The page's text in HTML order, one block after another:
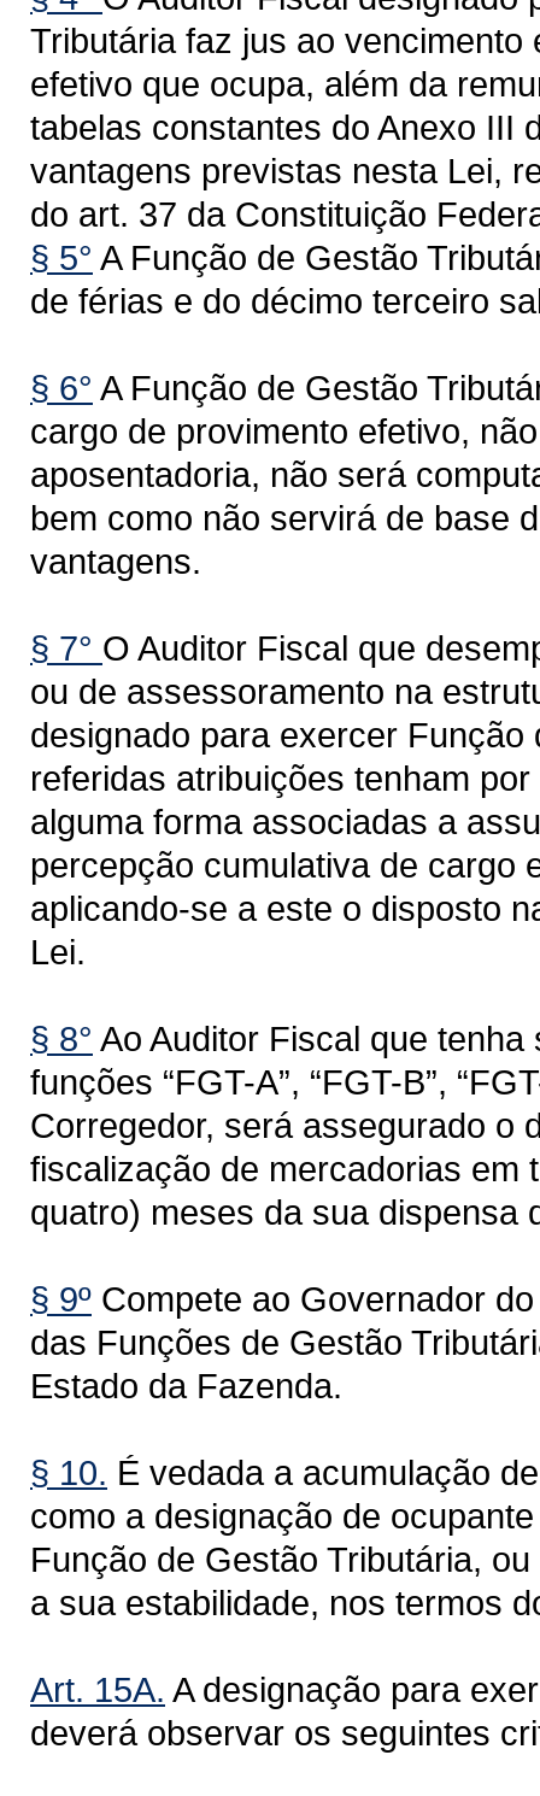
Tributária faz jus ao
efetivo que ocupa, além da
tabelas constantes do Anexo III
vantagens previstas nesta Lei,
do art. 37 da Constituição
§ 5° A Função de Gestão
de férias e do décimo terceiro
§ 6° A Função de Gestão
cargo de provimento efetivo,
aposentadoria, não será
bem como não servirá de base
vantagens.
§ 7° O Auditor Fiscal que
ou de assessoramento na
designado para exercer
referidas atribuições tenham
alguma forma associadas a
percepção cumulativa de cargo
aplicando-se a este o disposto
Lei.
§ 8° Ao Auditor Fiscal que
funções “FGT-A”, “FGT-B”,
Corregedor, será assegurado o
fiscalização de mercadorias em
quatro) meses da sua dispensa
§ 9º Compete ao Governador
das Funções de Gestão
Estado da Fazenda.
§ 10. É vedada a acumulação
como a designação de
Função de Gestão Tributária,
a sua estabilidade, nos termos
Art. 15A. A designação para
deverá observar os seguintes